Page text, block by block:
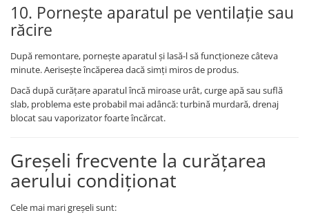
10. Pornește aparatul pe ventilație sau
răcire
După remontare, pornește aparatul și lasă-l să funcționeze câteva
minute. Aerisește încăperea dacă simți miros de produs.
Dacă după curățare aparatul încă miroase urât, curge apă sau suflă
slab, problema este probabil mai adâncă: turbină murdară, drenaj
blocat sau vaporizator foarte încărcat.
Greșeli frecvente la curățarea
aerului condiționat
Cele mai mari greșeli sunt: